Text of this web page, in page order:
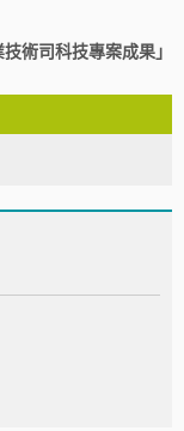
術司科技專案成果」